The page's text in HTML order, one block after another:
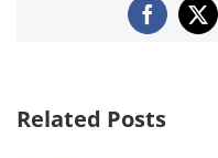
Facebook
X
Related Posts